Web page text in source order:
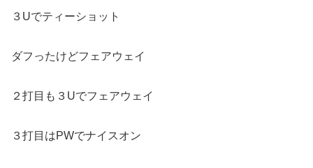
３Uでティーショット
ダフったけどフェアウェイ
２打目も３Uでフェアウェイ
３打目はPWでナイスオン